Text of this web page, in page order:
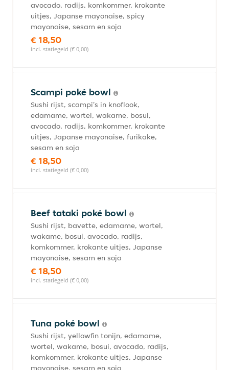
avocado, radijs, komkommer, krokante
uitjes, Japanse mayonaise, spicy
mayonaise, sesam en soja
€ 18,50
incl. statiegeld (€ 0,00)
Scampi poké bowl
Sushi rijst, scampi's in knoflook,
edamame, wortel, wakame, bosui,
avocado, radijs, komkommer, krokante
uitjes, Japanse mayonaise, furikake,
sesam en soja
€ 18,50
incl. statiegeld (€ 0,00)
Beef tataki poké bowl
Sushi rijst, bavette, edamame, wortel,
wakame, bosui, avocado, radijs,
komkommer, krokante uitjes, Japanse
mayonaise, sesam en soja
€ 18,50
incl. statiegeld (€ 0,00)
Tuna poké bowl
Sushi rijst, yellowfin tonijn, edamame,
wortel, wakame, bosui, avocado, radijs,
komkommer, krokante uitjes, Japanse
mayonaise, sesam en soja